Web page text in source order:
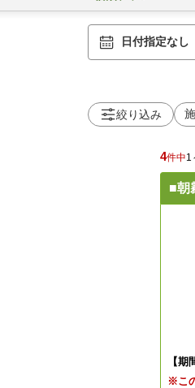
日付指定なし
絞り込み
4件中1
■朝
【
※こ